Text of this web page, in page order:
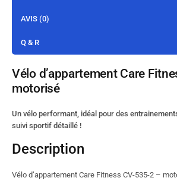
AVIS (0)
Q & R
Vélo d’appartement Care
motorisé
Un vélo performant, idéal pour des
suivi sportif détaillé !
Description
Vélo d’appartement Care Fitness CV-535-2 –